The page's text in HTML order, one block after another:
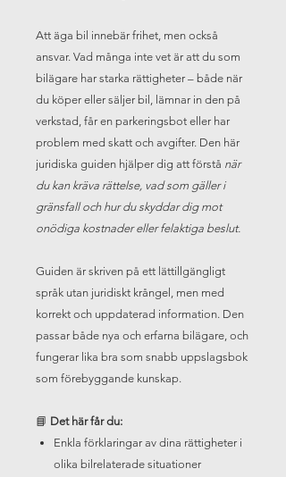
Att äga bil innebär frihet, men också
ansvar. Vad många inte vet är att du som
bilägare har starka rättigheter – både när
du köper eller säljer bil, lämnar in den på
verkstad, får en parkeringsbot eller har
problem med skatt och avgifter. Den här
juridiska guiden hjälper dig att förstå när
du kan kräva rättelse, vad som gäller i
gränsfall och hur du skyddar dig mot
onödiga kostnader eller felaktiga beslut.
Guiden är skriven på ett lättillgängligt
språk utan juridiskt krångel, men med
korrekt och uppdaterad information. Den
passar både nya och erfarna bilägare, och
fungerar lika bra som snabb uppslagsbok
som förebyggande kunskap.
📘 Det här får du:
Enkla förklaringar av dina rättigheter i
olika bilrelaterade situationer